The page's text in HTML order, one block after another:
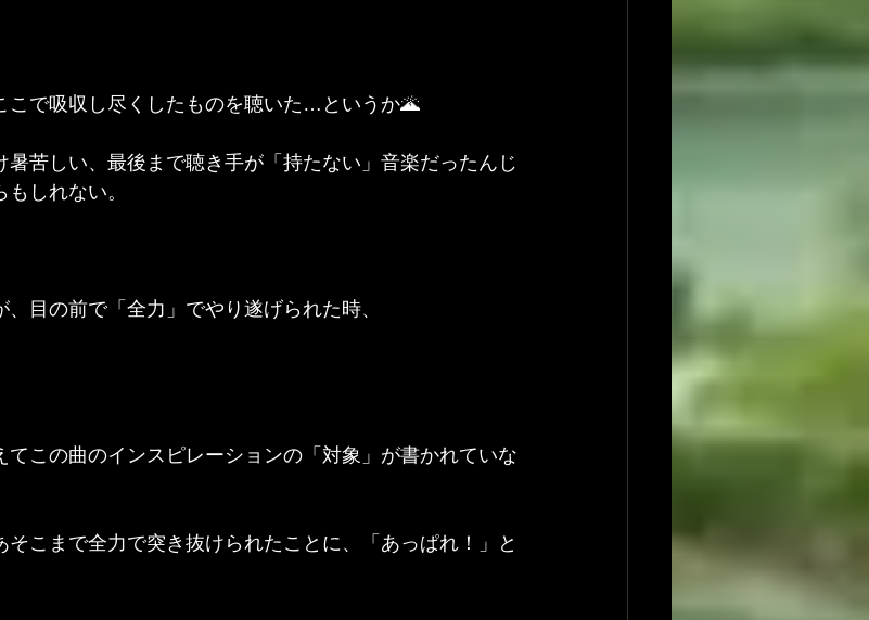
こで吸収し尽くしたものを聴いた…というか🌋
苦しい、最後まで聴き手が「持たない」音楽だったんじ
しれない。
、目の前で「全力」でやり遂げられた時、
てこの曲のインスピレーションの「対象」が書かれていな
そこまで全力で突き抜けられたことに、「あっぱれ！」と